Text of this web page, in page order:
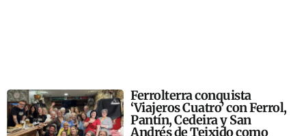
Ferrolterra conquista
‘Viajeros Cuatro’ con Ferrol,
Pantín, Cedeira y San
Andrés de Teixido como